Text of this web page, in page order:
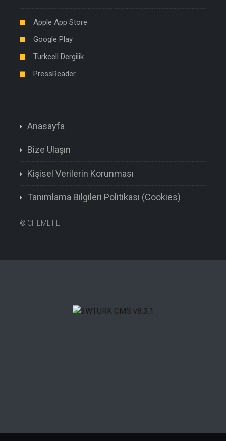
Apple App Store
Google Play
Turkcell Dergilik
PressReader
Anasayfa
Bize Ulaşın
Kişisel Verilerin Korunması
Tanımlama Bilgileri Politikası (Cookies)
© CHEMLIFE